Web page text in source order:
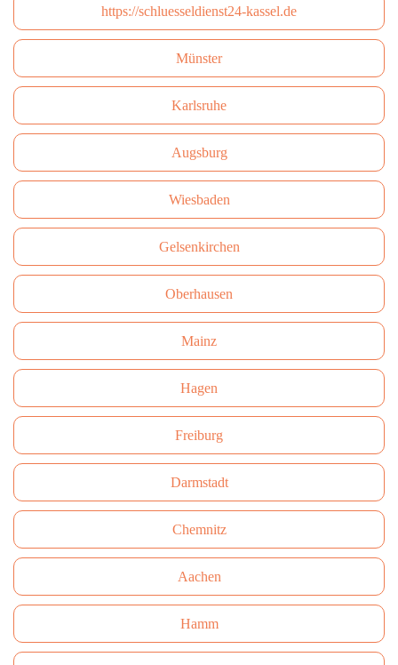
https://schluesseldienst24-kassel.de
Münster
Karlsruhe
Augsburg
Wiesbaden
Gelsenkirchen
Oberhausen
Mainz
Hagen
Freiburg
Darmstadt
Сhemnitz
Aachen
Hamm